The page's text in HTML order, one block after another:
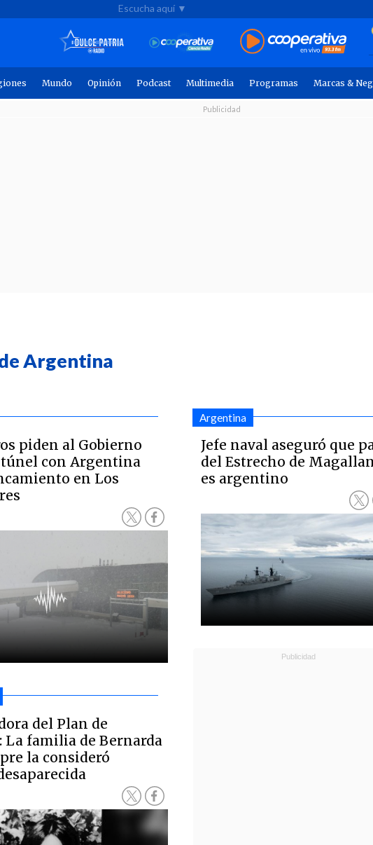
Escucha aquí ▼
Mundo Opinión Podcast Multimedia Programas Marcas &
Argentina
piden al Gobierno
con Argentina
en Los
del Plan de
La familia de Bernarda
la consideró
Argentina
Jefe naval aseguró que
del Estrecho de
es argentino